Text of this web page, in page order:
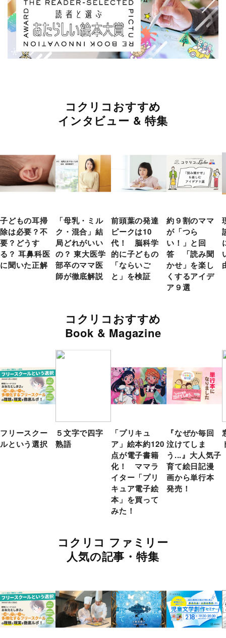
コクリコおすすめ
インタビュー & 特集
子どもの耳掃
除は必要？不
要？どうす
る？ 耳鼻科医
に聞いた正解
「母乳・ミル
ク・混合」結
局どれがいい
の？ 東大医学
部卒のママ医
師が徹底解説
前頭葉の発達
ピークは10
代！ 脳科学
的に子どもの
「ならいご
と」を検証
約９割のママ
が「つら
い！」と回
答 「読み聞
かせ」を楽し
くするアイデ
ア９選
コクリコおすすめ
Book & Magazine
フリースクー
ルという選択
５文字で四字
熟語
「プリキュ
ア」絵本約120
点が電子書籍
化！ ママラ
イター「プリ
キュア電子絵
本」を買って
みた！
『なぜか毎回
泣けてしま
う...』大人気子
育て絵日記漫
画から単行本
発売！
コクリコ ファミリー
人気の記事・特集